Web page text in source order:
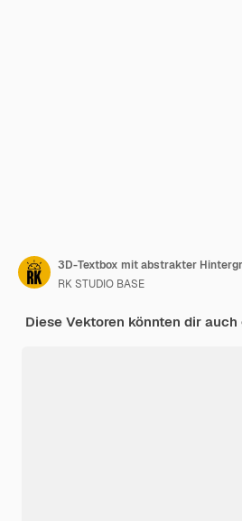
RK STUDIO BASE
Diese Vektoren könnten dir